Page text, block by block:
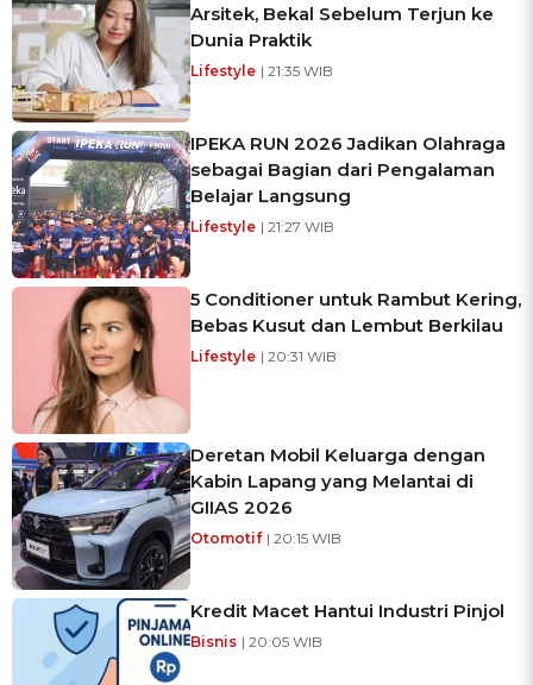
Arsitek, Bekal Sebelum Terjun ke
Dunia Praktik
Lifestyle | 21:35 WIB
IPEKA RUN 2026 Jadikan Olahraga
sebagai Bagian dari Pengalaman
Belajar Langsung
Lifestyle | 21:27 WIB
5 Conditioner untuk Rambut Kering,
Bebas Kusut dan Lembut Berkilau
Lifestyle | 20:31 WIB
Deretan Mobil Keluarga dengan
Kabin Lapang yang Melantai di
GIIAS 2026
Otomotif | 20:15 WIB
Kredit Macet Hantui Industri Pinjol
Bisnis | 20:05 WIB